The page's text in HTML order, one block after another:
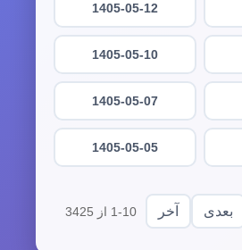
1405-05-12
1405-05-10
1405-05-07
1405-05-05
بعدی آخر 1-10 از 3425